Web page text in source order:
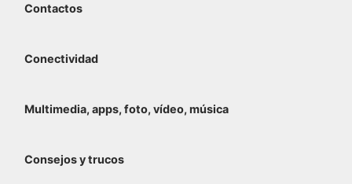
Contactos
Conectividad
Multimedia, apps, foto, vídeo, música
Consejos y trucos